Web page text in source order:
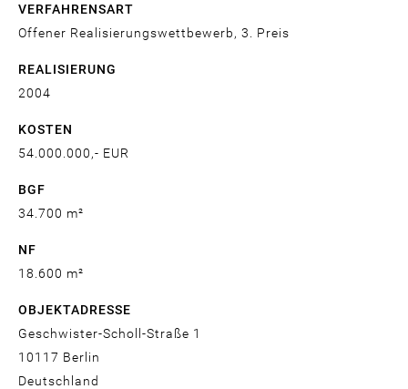
VERFAHRENSART
Offener Realisierungswettbewerb, 3. Preis
REALISIERUNG
2004
KOSTEN
54.000.000,- EUR
BGF
34.700 m²
NF
18.600 m²
OBJEKTADRESSE
Geschwister-Scholl-Straße 1
10117 Berlin
Deutschland